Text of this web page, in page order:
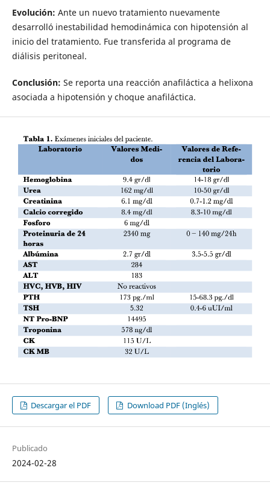
Evolución: Ante un nuevo tratamiento nuevamente
desarrolló inestabilidad hemodinámica con hipotensión al
inicio del tratamiento. Fue transferida al programa de
diálisis peritoneal.
Conclusión: Se reporta una reacción anafiláctica a helixona
asociada a hipotensión y choque anafiláctica.
Descargar el PDF Download PDF (Inglés)
Publicado
2024-02-28